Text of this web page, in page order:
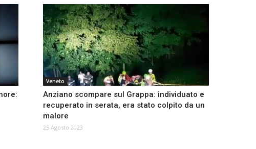
Veneto
Anziano scompare sul Grappa: individuato e
recuperato in serata, era stato colpito da un
malore
25 Agosto 2023